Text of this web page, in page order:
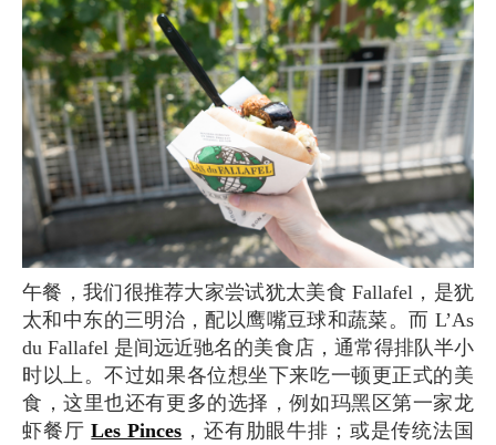
午餐，我们很推荐大家尝试犹太美食 Fallafel，是犹
太和中东的三明治，配以鹰嘴豆球和蔬菜。而 L’As
du Fallafel 是间远近驰名的美食店，通常得排队半小
时以上。不过如果各位想坐下来吃一顿更正式的美
食，这里也还有更多的选择，例如玛黑区第一家龙
虾餐厅Les Pinces ，还有肋眼牛排；或是传统法国